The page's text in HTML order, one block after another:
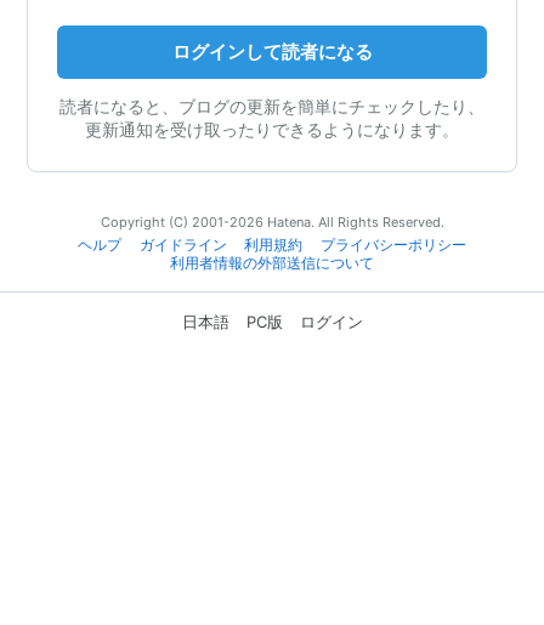
ログインして読者になる
読者になると、ブログの更新を簡単にチェックしたり、
更新通知を受け取ったりできるようになります。
Copyright (C) 2001-2026 Hatena. All Rights Reserved.
ヘルプ
ガイドライン 利用規約
プライバシーポリシー
利用者情報の外部送信について
日本語 PC版 ログイン